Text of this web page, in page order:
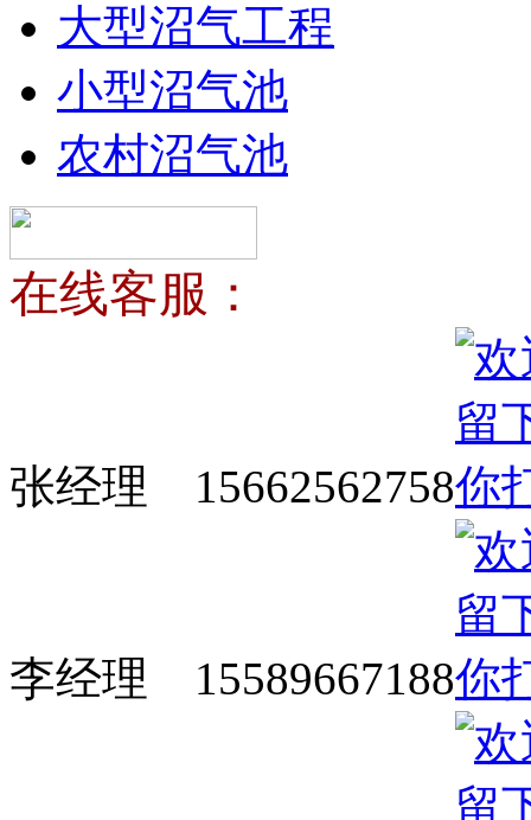
大型沼气工程
小型沼气池
农村沼气池
在线客服：
张经理 15662562758
李经理 15589667188